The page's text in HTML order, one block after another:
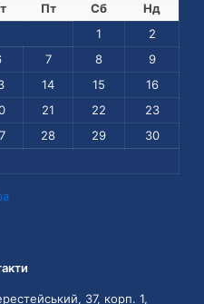
Пт Сб
Нд
1
2
7 8
9
14 15
16
21 22
23
28 29
30
37, корп. 1,